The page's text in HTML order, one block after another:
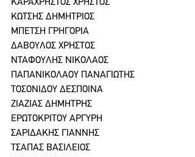
ΚΑΡΑΧΡΗΣΤΟΣ ΧΡΗΣΤΟΣ
ΚΩΤΣΗΣ ΔΗΜΗΤΡΙΟΣ
ΜΠΕΤΣΗ ΓΡΗΓΟΡΙΑ
ΔΑΒΟΥΛΟΣ ΧΡΗΣΤΟΣ
ΝΤΑΦΟΥΛΗΣ ΝΙΚΟΛΑΟΣ
ΠΑΠΑΝΙΚΟΛΑΟΥ ΠΑΝΑΓΙΩΤΗΣ
ΤΟΣΟΝΙΔΟΥ ΔΕΣΠΟΙΝΑ
ΖΙΑΖΙΑΣ ΔΗΜΗΤΡΗΣ
ΕΡΩΤΟΚΡΙΤΟΥ ΑΡΓΥΡΗ
ΣΑΡΙΔΑΚΗΣ ΓΙΑΝΝΗΣ
ΤΣΑΠΑΣ ΒΑΣΙΛΕΙΟΣ